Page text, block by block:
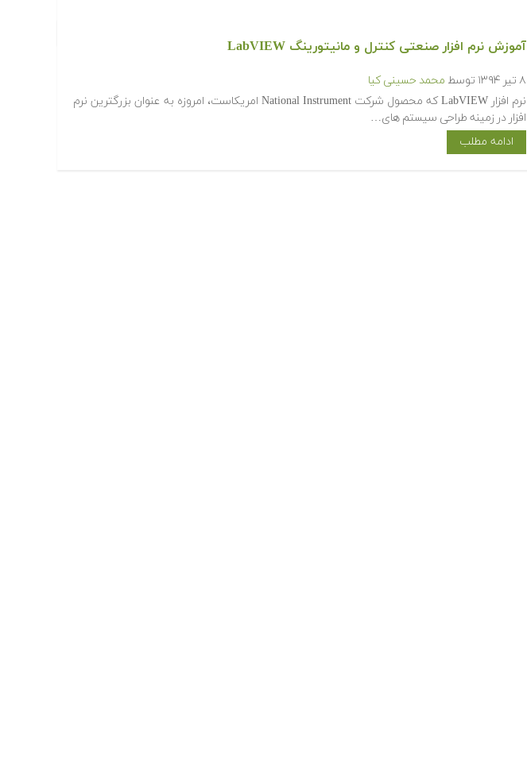
آموزش نرم افزار صنعتی کنترل و مانیتورینگ LabVIEW
۸ تیر ۱۳۹۴ توسط محمد حسینی کیا
نرم افزار LabVIEW که محصول شرکت National Instrument امریکاست، امروزه به عنوان بزرگترین نرم
افزار در زمینه طراحی سیستم های…
ادامه مطلب